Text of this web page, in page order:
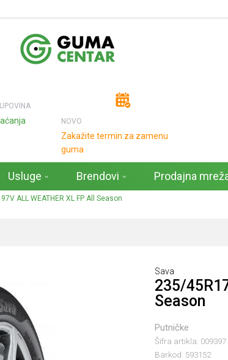
NOVO
Zakažite termin za zamenu
guma
Usluge Brendovi Prodajna
ALL WEATHER XL FP All Season
Sava
235/
Season
Putničke
Šifra artikla: 009397
Barkod: 593152